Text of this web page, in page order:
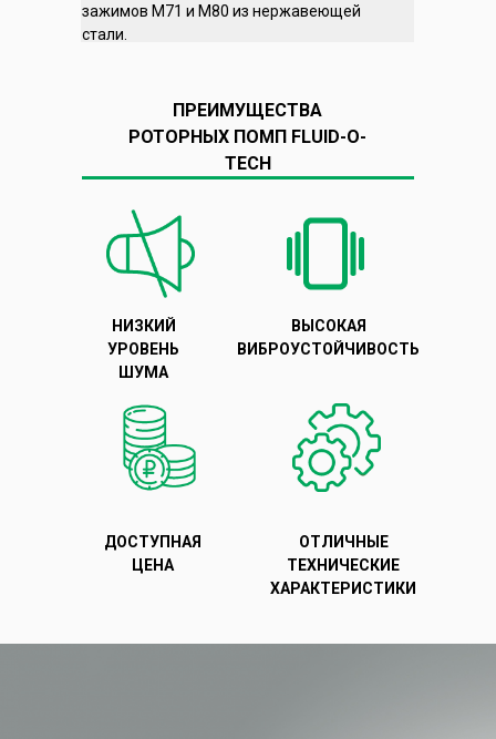
ПРЕИМУЩЕСТВА
РОТОРНЫХ ПОМП FLUID-O-
TECH
НИЗКИЙ
УРОВЕНЬ
ШУМА
ВЫСОКАЯ
ВИБРОУСТОЙЧИВОСТЬ
ДОСТУПНАЯ
ЦЕНА
ОТЛИЧНЫЕ
ТЕХНИЧЕСКИЕ
ХАРАКТЕРИСТИКИ
зажимов M71 и M80 из нержавеющей
стали.